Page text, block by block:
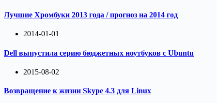
Лучшие Хромбуки 2013 года / прогноз на 2014 год
2014-01-01
Dell выпустила серию бюджетных ноутбуков с Ubuntu
2015-08-02
Возвращение к жизни Skype 4.3 для Linux